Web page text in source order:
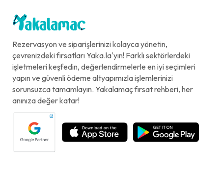
Rezervasyon ve siparişlerinizi kolayca yönetin,
çevrenizdeki fırsatları Yaka.la'yın! Farklı sektörlerdeki
işletmeleri keşfedin, değerlendirmelerle en iyi seçimleri
yapın ve güvenli ödeme altyapımızla işlemlerinizi
sorunsuzca tamamlayın. Yakalamaç fırsat rehberi, her
anınıza değer katar!